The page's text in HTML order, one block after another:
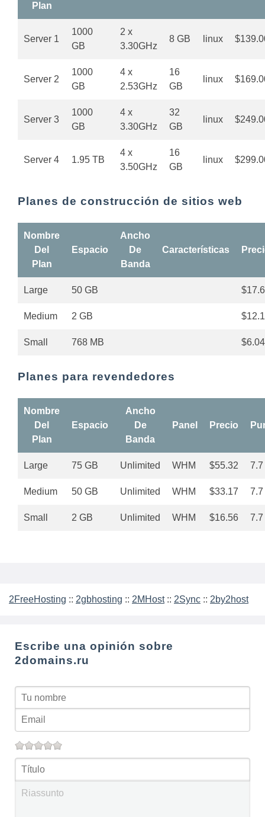
Plan
Server 1
1000
GB
2 x
3.30GHz
8 GB linux
Server 2
1000
GB
4 x
2.53GHz
16
GB
linux
Server 3
1000
GB
4 x
3.30GHz
32
GB
linux
Server 4 1.95 TB
4 x
3.50GHz
16
GB
linux
Planes de construcción de sitios web
Nombre
Del
Plan
Espacio
Ancho
De
Banda
Características
Large 50 GB
Medium 2 GB
Small 768 MB $6.04
Planes para revendedores
Nombre
Del
Plan
Espacio
Ancho
De
Banda
Panel Precio
Large 75 GB Unlimited WHM $55.32 7.7
Medium 50 GB Unlimited WHM $33.17 7.7
Small 2 GB Unlimited WHM $16.56 7.7
2FreeHosting :: 2gbhosting :: 2MHost:: 2Sync :: 2by2host
Escribe una opinión sobre
2domains.ru